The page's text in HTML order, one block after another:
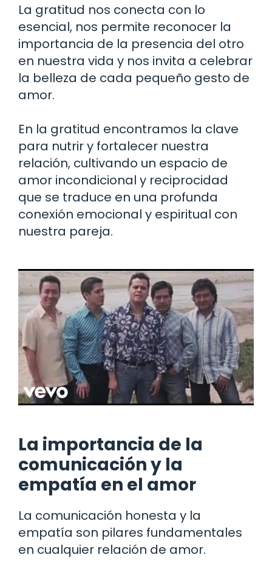
La gratitud nos conecta con lo
esencial, nos permite reconocer la
importancia de la presencia del otro
en nuestra vida y nos invita a celebrar
la belleza de cada pequeño gesto de
amor.
En la gratitud encontramos la clave
para nutrir y fortalecer nuestra
relación, cultivando un espacio de
amor incondicional y reciprocidad
que se traduce en una profunda
conexión emocional y espiritual con
nuestra pareja.
La importancia de la
comunicación y la
empatía en el amor
La comunicación honesta y la
empatía son pilares fundamentales
en cualquier relación de amor.